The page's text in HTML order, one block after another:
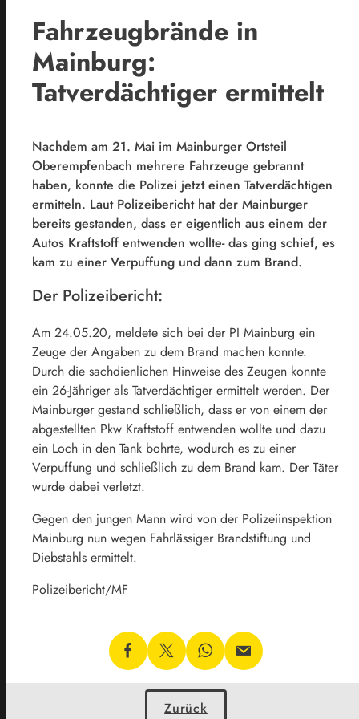
Fahrzeugbrände in
Mainburg:
Tatverdächtiger ermittelt
Nachdem am 21. Mai im Mainburger Ortsteil
Oberempfenbach mehrere Fahrzeuge gebrannt
haben, konnte die Polizei jetzt einen Tatverdächtigen
ermitteln. Laut Polizeibericht hat der Mainburger
bereits gestanden, dass er eigentlich aus einem der
Autos Kraftstoff entwenden wollte- das ging schief, es
kam zu einer Verpuffung und dann zum Brand.
Der Polizeibericht:
Am 24.05.20, meldete sich bei der PI Mainburg ein
Zeuge der Angaben zu dem Brand machen konnte.
Durch die sachdienlichen Hinweise des Zeugen konnte
ein 26-Jähriger als Tatverdächtiger ermittelt werden. Der
Mainburger gestand schließlich, dass er von einem der
abgestellten Pkw Kraftstoff entwenden wollte und dazu
ein Loch in den Tank bohrte, wodurch es zu einer
Verpuffung und schließlich zu dem Brand kam. Der Täter
wurde dabei verletzt.
Gegen den jungen Mann wird von der Polizeiinspektion
Mainburg nun wegen Fahrlässiger Brandstiftung und
Diebstahls ermittelt.
Polizeibericht/MF
Zurück